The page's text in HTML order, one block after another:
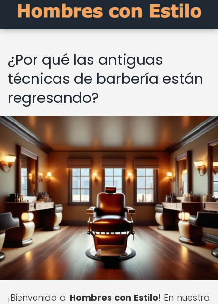
¿Por qué las antiguas
técnicas de barbería están
regresando?
¡Bienvenido a Hombres con Estilo! En nuestra